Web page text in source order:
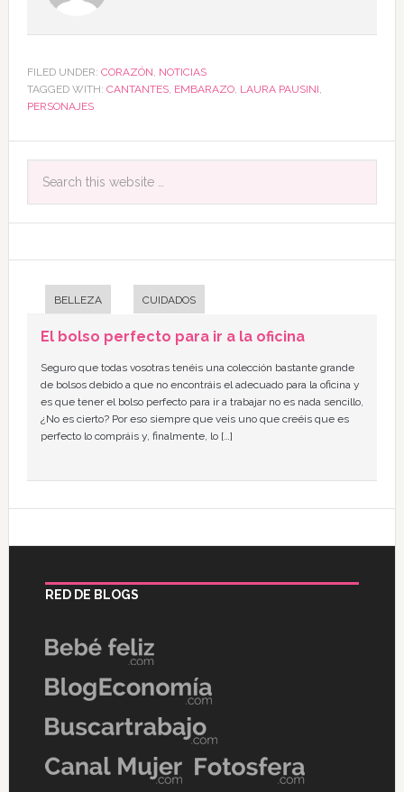
FILED UNDER: CORAZÓN, NOTICIAS
TAGGED WITH: CANTANTES, EMBARAZO, LAURA PAUSINI,
PERSONAJES
BELLEZA CUIDADOS
El bolso perfecto para ir a la oficina
Seguro que todas vosotras tenéis una colección bastante grande
de bolsos debido a que no encontráis el adecuado para la oficina y
es que tener el bolso perfecto para ir a trabajar no es nada sencillo,
¿No es cierto? Por eso siempre que veis uno que creéis que es
perfecto lo compráis y, finalmente, lo […]
RED DE BLOGS